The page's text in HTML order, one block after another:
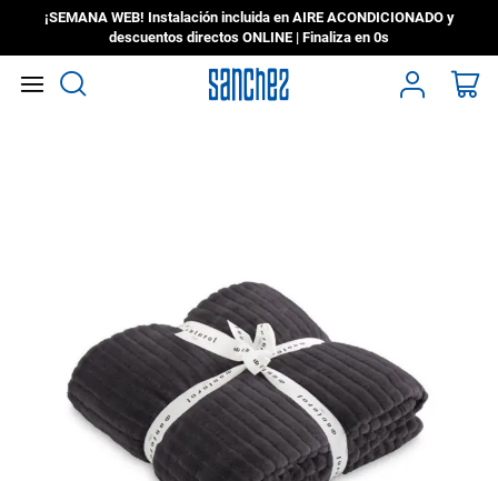
¡SEMANA WEB! Instalación incluida en AIRE ACONDICIONADO y
descuentos directos ONLINE | Finaliza en 0s